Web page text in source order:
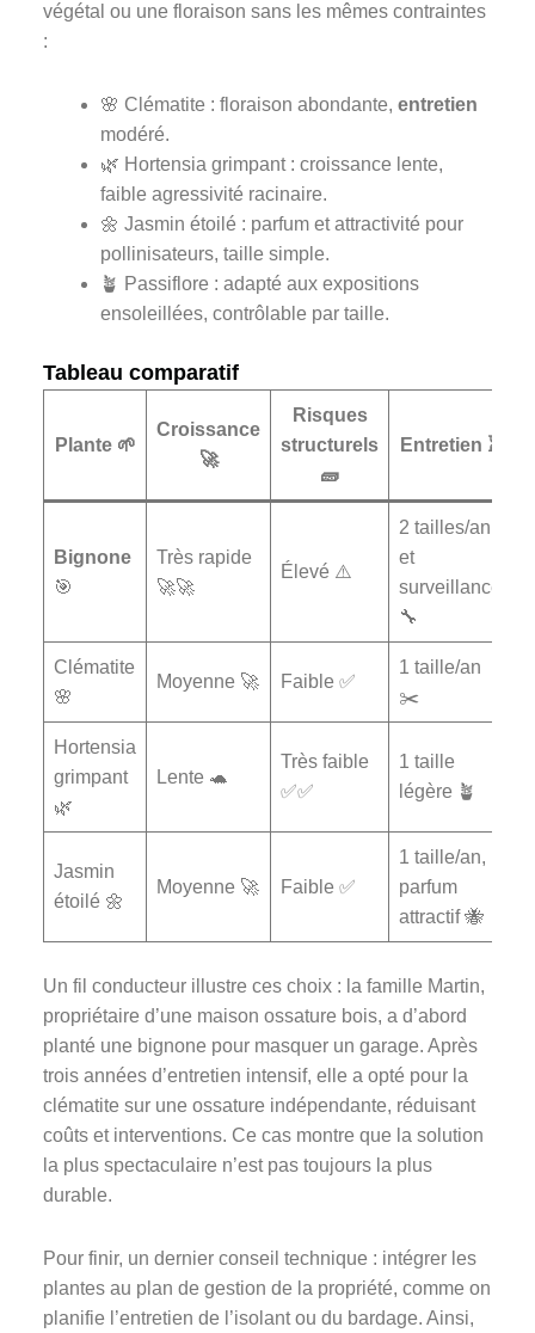
végétal ou une floraison sans les mêmes contraintes
:
🌸 Clématite : floraison abondante, entretien
modéré.
🌿 Hortensia grimpant : croissance lente,
faible agressivité racinaire.
🌼 Jasmin étoilé : parfum et attractivité pour
pollinisateurs, taille simple.
🪴 Passiflore : adapté aux expositions
ensoleillées, contrôlable par taille.
Tableau comparatif
Plante 🌱
Croissance
🚀
Risques
structurels
🧱
Entretien ⏳
Bignone
🎯
Très rapide
🚀🚀
Élevé ⚠️
2 tailles/an
et
surveillance
🔧
Clématite
🌸
Moyenne 🚀 Faible ✅
1 taille/an
✂️
Hortensia
grimpant
🌿
Lente 🐢
Très faible
✅✅
1 taille
légère 🪴
Jasmin
étoilé 🌼
Moyenne 🚀 Faible ✅
1 taille/an,
parfum
attractif 🐝
Un fil conducteur illustre ces choix : la famille Martin,
propriétaire d’une maison ossature bois, a d’abord
planté une bignone pour masquer un garage. Après
trois années d’entretien intensif, elle a opté pour la
clématite sur une ossature indépendante, réduisant
coûts et interventions. Ce cas montre que la solution
la plus spectaculaire n’est pas toujours la plus
durable.
Pour finir, un dernier conseil technique : intégrer les
plantes au plan de gestion de la propriété, comme on
planifie l’entretien de l’isolant ou du bardage. Ainsi,